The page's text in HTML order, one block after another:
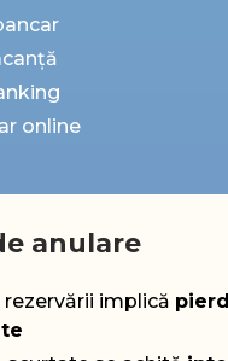
online
anulare
implică